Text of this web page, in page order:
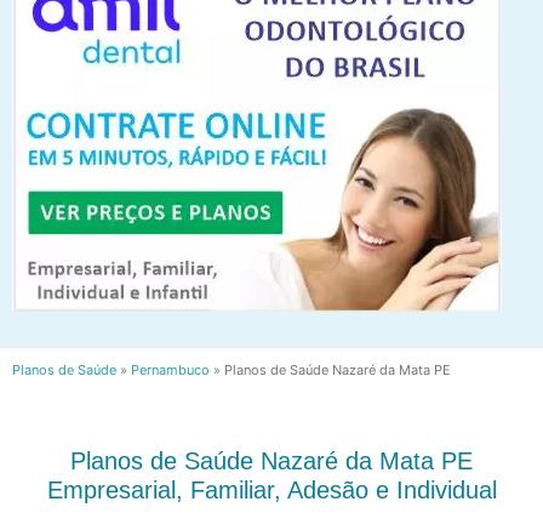
Planos de Saúde » Pernambuco » Planos de Saúde Nazaré da Mata PE
Planos de Saúde Nazaré da Mata PE
Empresarial, Familiar, Adesão e Individual